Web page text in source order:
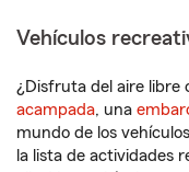
Vehículos
¿Disfruta del aire libre
acampada, una
mundo de los
la lista de actividades